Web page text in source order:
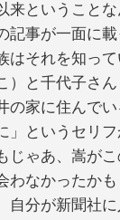
来ということな
記事が一面に
はそれを知って
）と千代子さ
の家に住んで
」というセリ
じゃあ、嵩が
わなかったか
分が新聞社に